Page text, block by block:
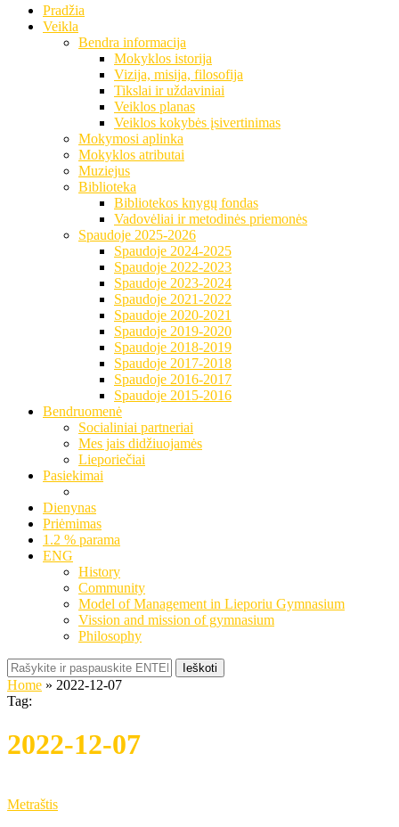
Pradžia
Veikla
Bendra informacija
Mokyklos istorija
Vizija, misija, filosofija
Tikslai ir uždaviniai
Veiklos planas
Veiklos kokybės įsivertinimas
Mokymosi aplinka
Mokyklos atributai
Muziejus
Biblioteka
Bibliotekos knygų fondas
Vadovėliai ir metodinės priemonės
Spaudoje 2025-2026
Spaudoje 2024-2025
Spaudoje 2022-2023
Spaudoje 2023-2024
Spaudoje 2021-2022
Spaudoje 2020-2021
Spaudoje 2019-2020
Spaudoje 2018-2019
Spaudoje 2017-2018
Spaudoje 2016-2017
Spaudoje 2015-2016
Bendruomenė
Socialiniai partneriai
Mes jais didžiuojamės
Lieporiečiai
Pasiekimai
Dienynas
Priėmimas
1.2 % parama
ENG
History
Community
Model of Management in Lieporiu Gymnasium
Vission and mission of gymnasium
Philosophy
Ieškoti
Home » 2022-12-07
Tag:
2022-12-07
Metraštis